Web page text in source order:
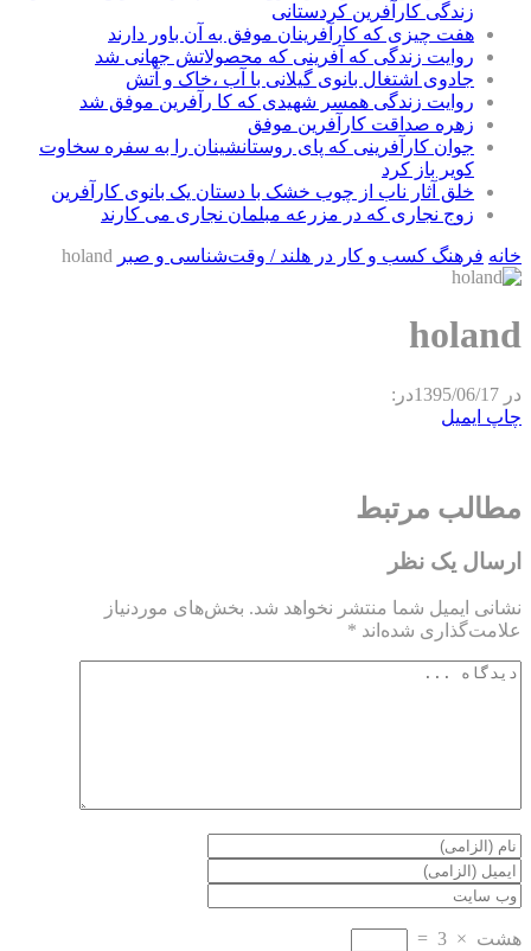
زندگی کارآفرین کردستانی
هفت چیزی که کارآفرینان موفق به آن باور دارند
روایت زندگی که آفرینی که محصولاتش جهانی شد
جادوی اشتغال بانوی گیلانی با آب ،خاک و آتش
روایت زندگی همسر شهیدی که کا رآفرین موفق شد
زهره صداقت کارآفرین موفق
جوان کارآفرینی که پای روستانشینان را به سفره سخاوت
کویر باز کرد
خلق آثار ناب از چوب خشک با دستان یک بانوی کارآفرین
زوج نجاری که در مزرعه مبلمان نجاری می کارند
خانه فرهنگ کسب‌ و کار در هلند / وقت‌شناسی و صبر holand
holand
در 1395/06/17در:
چاپ ایمیل
مطالب مرتبط
ارسال یک نظر
نشانی ایمیل شما منتشر نخواهد شد. بخش‌های موردنیاز
علامت‌گذاری شده‌اند *
هشت ×
3
=